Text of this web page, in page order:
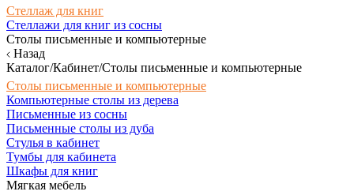
Стеллаж для книг
Стеллажи для книг из сосны
Столы письменные и компьютерные
Назад
Каталог/Кабинет/Столы письменные и компьютерные
Столы письменные и компьютерные
Компьютерные столы из дерева
Письменные из сосны
Письменные столы из дуба
Стулья в кабинет
Тумбы для кабинета
Шкафы для книг
Мягкая мебель